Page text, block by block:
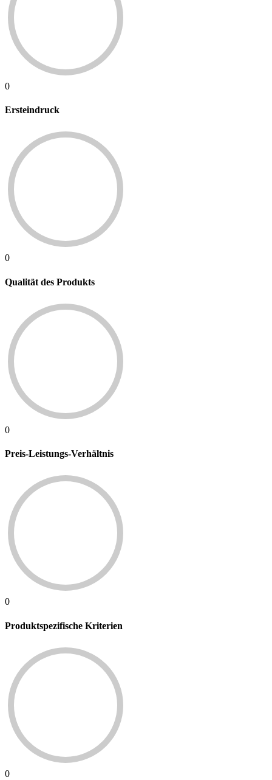
0
Ersteindruck
0
Qualität des Produkts
0
Preis-Leistungs-Verhältnis
0
Produktspezifische Kriterien
0